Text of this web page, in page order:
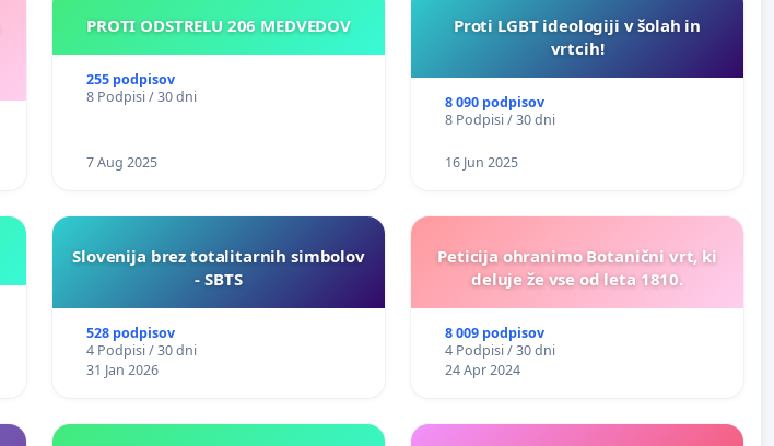
PROTI ODSTRELU 206 MEDVEDOV
255 podpisov
8 Podpisi / 30 dni
7 Aug 2025
Proti LGBT ideologiji v šolah in
vrtcih!
8 090 podpisov
8 Podpisi / 30 dni
16 Jun 2025
Slovenija brez totalitarnih simbolov
- SBTS
528 podpisov
4 Podpisi / 30 dni
31 Jan 2026
Peticija ohranimo Botanični vrt, ki
deluje že vse od leta 1810.
8 009 podpisov
4 Podpisi / 30 dni
24 Apr 2024